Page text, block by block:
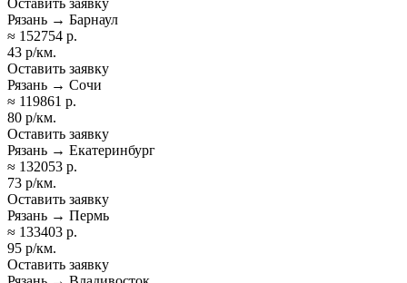
Рязань → Барнаул
≈ 152754 р.
43 р/км.
Оставить заявку
Рязань → Сочи
≈ 119861 р.
80 р/км.
Оставить заявку
Рязань → Екатеринбург
≈ 132053 р.
73 р/км.
Оставить заявку
Рязань → Пермь
≈ 133403 р.
95 р/км.
Оставить заявку